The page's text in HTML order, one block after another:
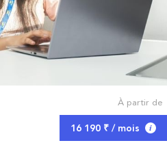
À partir de
16 190 ₹ / mois